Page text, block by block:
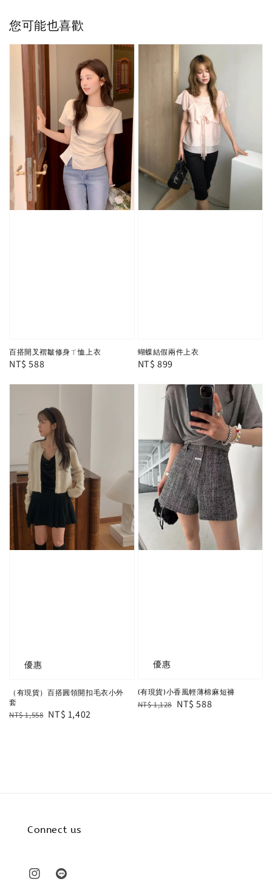
您可能也喜歡
百搭開叉褶皺修身ㄒ恤上衣
Regular
NT$ 588
蝴蝶結假兩件上衣
Regular
NT$ 899
優惠
（有現貨）百搭圓領開扣毛衣小外
套
Regular
NT$ 1,558 Sale
NT$ 1,402
優惠
(有現貨)小香風輕薄棉麻短褲
Regular
NT$ 1,128 Sale
NT$ 588
Connect us